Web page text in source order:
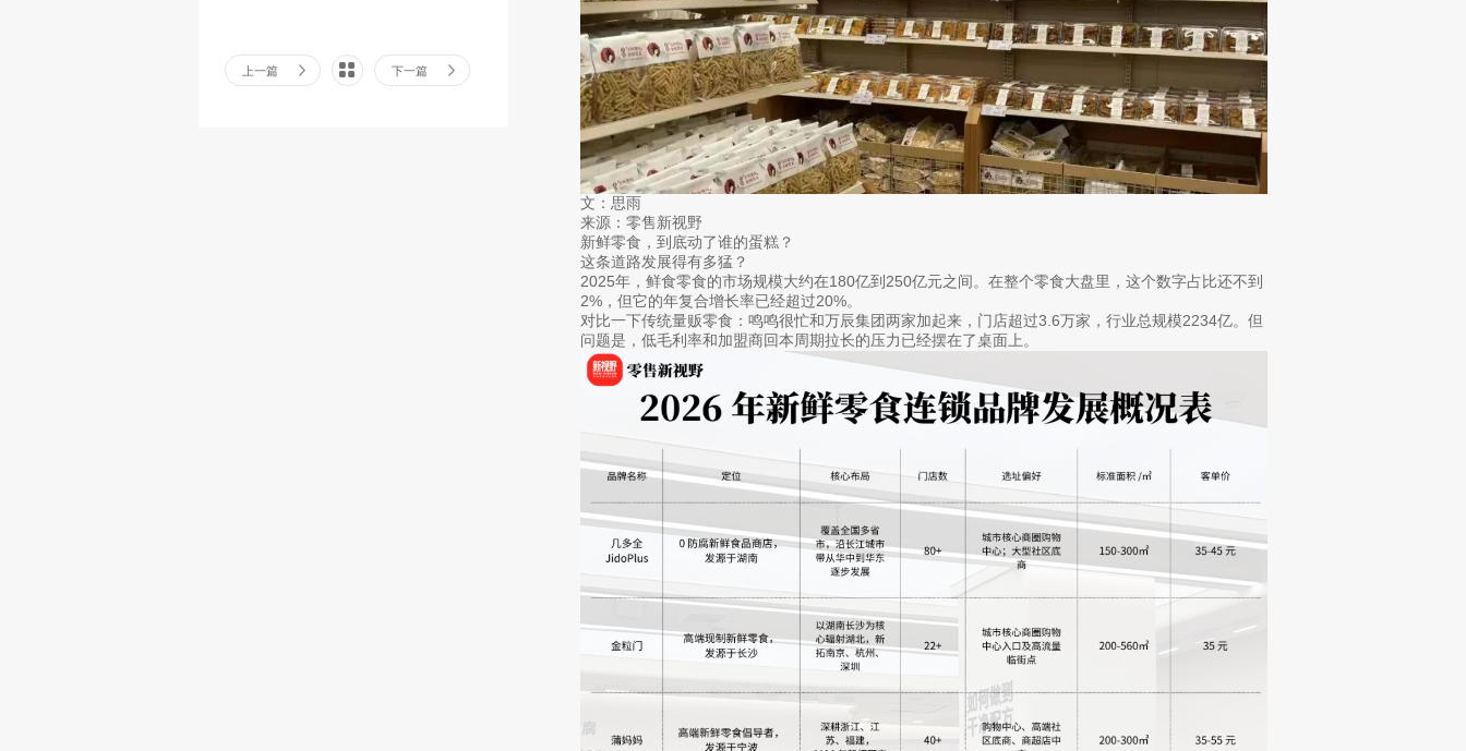
上一篇 下一篇
文：思雨
来源：零售新视野
新鲜零食，到底动了谁的蛋糕？
这条道路发展得有多猛？
2025年，鲜食零食的市场规模大约在180亿到250亿元之间。在整个零食大盘里，这个数字占比还不到
2%，但它的年复合增长率已经超过20%。
对比一下传统量贩零食：鸣鸣很忙和万辰集团两家加起来，门店超过3.6万家，行业总规模2234亿。但
问题是，低毛利率和加盟商回本周期拉长的压力已经摆在了桌面上。